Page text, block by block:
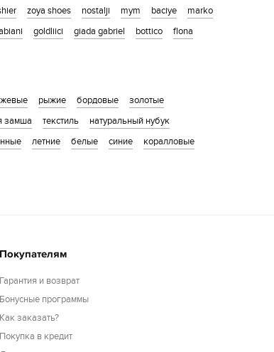
zoya shoes nostalji mym baciye
marko
goldliici giada gabriel bottico
flona
рыжие бордовые
золотые
замша текстиль
натуральный нубук
летние белые синие
коралловые
Покупателям
Гарантия и возврат
Бонусные программы
Как заказать?
Покупка в кредит